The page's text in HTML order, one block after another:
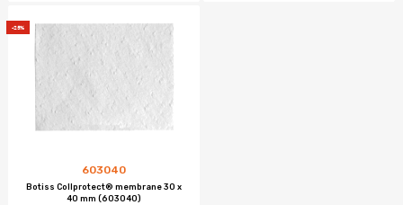
-25%
603040
Botiss Collprotect® membrane 30 x
40 mm (603040)